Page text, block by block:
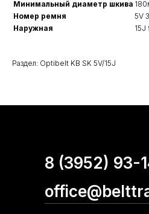
Минимальный диаметр шкива
Номер ремня
5V
Наружная
15J
Раздел: Optibelt KB SK 5V/15J
8 (3952) 93-